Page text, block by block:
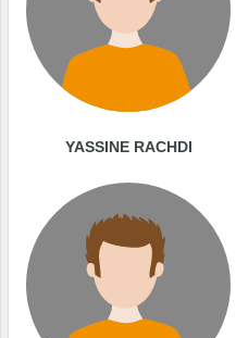
YASSINE RACHDI